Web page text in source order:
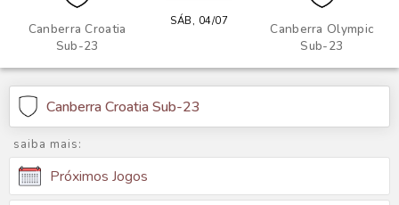
Canberra Croatia
Sub-23
Canberra Olympic
Sub-23
SÁB, 04/07
Canberra Croatia Sub-23
saiba mais:
Próximos Jogos